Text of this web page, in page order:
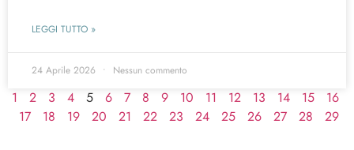
LEGGI TUTTO »
24 Aprile 2026 Nessun commento
1 2 3 4 5 6 7 8 9 10 11 12 13 14 15
16
17
18 19 20 21 22 23 24 25 26 27 28 29